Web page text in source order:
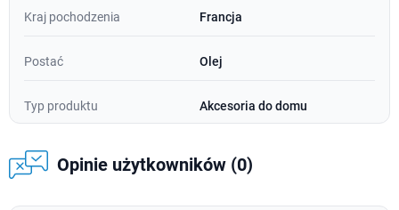
Kraj pochodzenia Francja
Postać Olej
Typ produktu Akcesoria do domu
Opinie użytkowników (0)